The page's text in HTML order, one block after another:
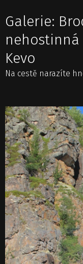
Galerie:
nehostinná
Kevo
Na cestě narazíte